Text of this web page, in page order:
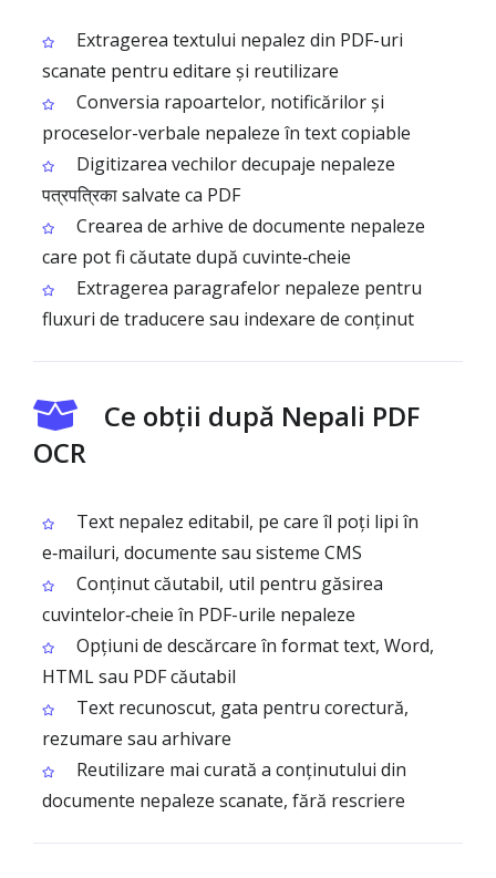
Extragerea textului nepalez din PDF-uri
scanate pentru editare și reutilizare
Conversia rapoartelor, notificărilor și
proceselor-verbale nepaleze în text copiable
Digitizarea vechilor decupaje nepaleze
पत्रपत्रिका salvate ca PDF
Crearea de arhive de documente nepaleze
care pot fi căutate după cuvinte‑cheie
Extragerea paragrafelor nepaleze pentru
fluxuri de traducere sau indexare de conținut
Ce obții după Nepali PDF
OCR
Text nepalez editabil, pe care îl poți lipi în
e‑mailuri, documente sau sisteme CMS
Conținut căutabil, util pentru găsirea
cuvintelor‑cheie în PDF-urile nepaleze
Opțiuni de descărcare în format text, Word,
HTML sau PDF căutabil
Text recunoscut, gata pentru corectură,
rezumare sau arhivare
Reutilizare mai curată a conținutului din
documente nepaleze scanate, fără rescriere